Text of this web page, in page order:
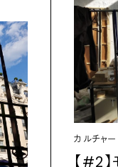
カルチャー
【#2